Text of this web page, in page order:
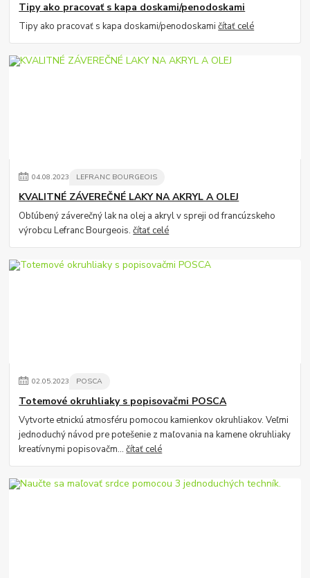
Tipy ako pracovať s kapa doskami/penodoskami
Tipy ako pracovať s kapa doskami/penodoskamičítať celé
04.08.2023 LEFRANC BOURGEOIS
KVALITNÉ ZÁVEREČNÉ LAKY NA AKRYL A OLEJ
Obľúbený záverečný lak na olej a akryl v spreji od francúzskeho
výrobcu Lefranc Bourgeois.čítať celé
02.05.2023 POSCA
Totemové okruhliaky s popisovačmi POSCA
Vytvorte etnickú atmosféru pomocou kamienkov okruhliakov. Veľmi
jednoduchý návod pre potešenie z maľovania na kamene okruhliaky
kreatívnymi popisovačm...čítať celé